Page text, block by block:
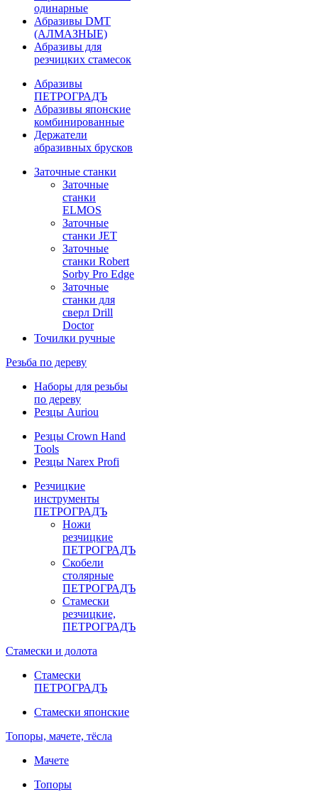
одинарные
Абразивы DMT
(АЛМАЗНЫЕ)
Абразивы для
резчицких стамесок
Абразивы
ПЕТРОГРАДЪ
Абразивы японские
комбинированные
Держатели
абразивных брусков
Заточные станки
Заточные
станки
ELMOS
Заточные
станки JET
Заточные
станки Robert
Sorby Pro Edge
Заточные
станки для
сверл Drill
Doctor
Точилки ручные
Резьба по дереву
Наборы для резьбы
по дереву
Резцы Auriou
Резцы Crown Hand
Tools
Резцы Narex Profi
Резчицкие
инструменты
ПЕТРОГРАДЪ
Ножи
резчицкие
ПЕТРОГРАДЪ
Скобели
столярные
ПЕТРОГРАДЪ
Стамески
резчицкие,
ПЕТРОГРАДЪ
Стамески и долота
Стамески
ПЕТРОГРАДЪ
Стамески японские
Топоры, мачете, тёсла
Мачете
Топоры